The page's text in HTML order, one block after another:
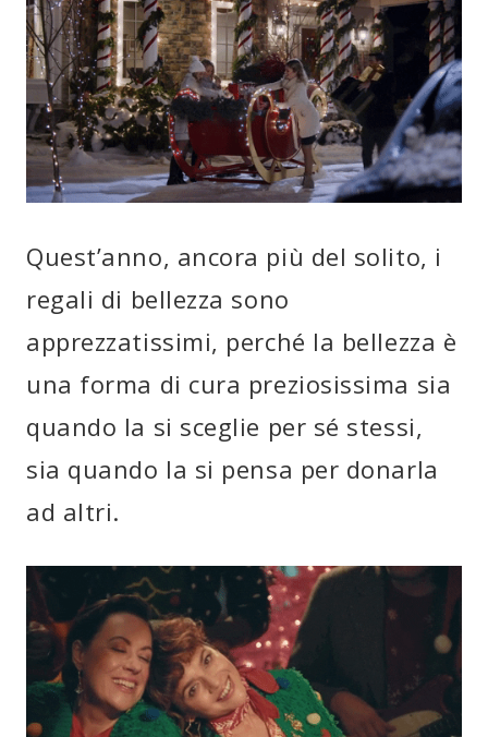
Quest’anno, ancora più del solito, i
regali di bellezza sono
apprezzatissimi, perché la bellezza è
una forma di cura preziosissima sia
quando la si sceglie per sé stessi,
sia quando la si pensa per donarla
ad altri.